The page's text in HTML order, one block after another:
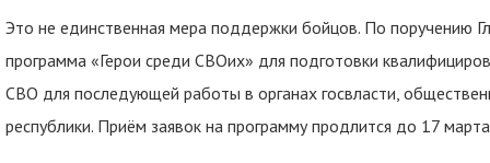
Это не единственная мера поддержки бойцов. По поручению
программа «Герои среди СВОих» для подготовки
СВО для последующей работы в органах госвласти,
республики. Приём заявок на программу продлится до 17